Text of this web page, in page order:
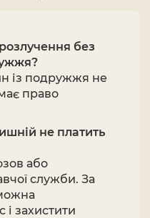
без
із подружжя не
право
не платить
або
служби. За
захистити